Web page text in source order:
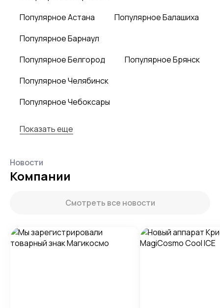
Популярное Астана
Популярное Балашиха
Популярное Барнаул
Популярное Белгород
Популярное Брянск
Популярное Челябинск
Популярное Чебоксары
Показать еще
Новости
Компании
Смотреть все новости